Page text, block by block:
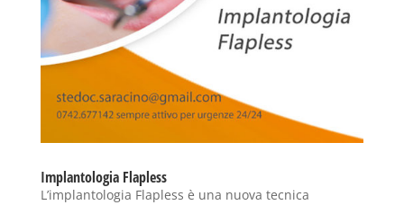
Implantologia Flapless
L’implantologia Flapless è una nuova tecnica